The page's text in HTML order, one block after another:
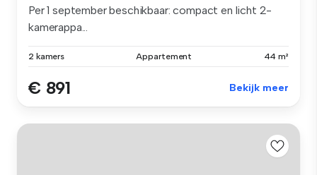
Per 1 september beschikbaar: compact en licht 2-
kamerappa...
2 kamers Appartement 44 m²
€ 891 Bekijk meer